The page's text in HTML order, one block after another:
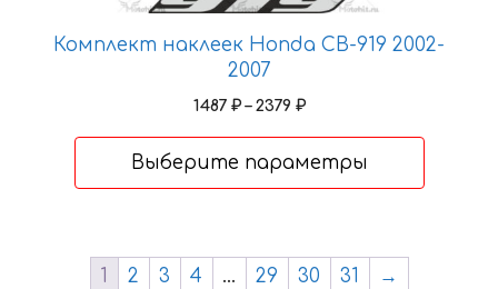
Комплект наклеек Honda CB-919 2002-
2007
1487 ₽ – 2379 ₽Диапазон
–
Выберите параметры
странице
товара.
1 2 3 4 … 29 30 31 →